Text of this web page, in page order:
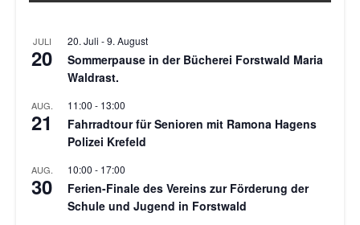
JULI
20
20. Juli -9. August
Sommerpause in der Bücherei Forstwald Maria
Waldrast.
AUG.
21
11:00 - 13:00
Fahrradtour für Senioren mit Ramona Hagens
Polizei Krefeld
AUG.
30
10:00 - 17:00
Ferien-Finale des Vereins zur Förderung der
Schule und Jugend in Forstwald